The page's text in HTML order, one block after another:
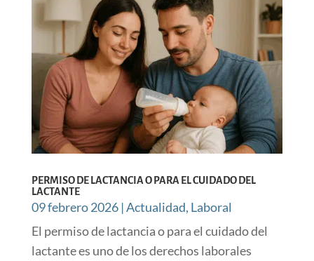
PERMISO DE LACTANCIA O PARA EL CUIDADO DEL
LACTANTE
09 febrero 2026|Actualidad, Laboral
El permiso de lactancia o para el cuidado del
lactante es uno de los derechos laborales